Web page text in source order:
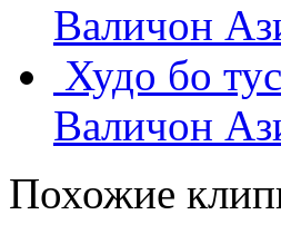
Валичон
Худо бо
Валичон
Похожие